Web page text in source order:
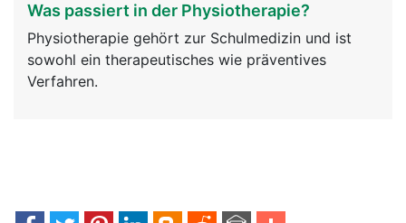
Was passiert in der Physiotherapie?
Physiotherapie gehört zur Schulmedizin und ist
sowohl ein therapeutisches wie präventives
Verfahren.